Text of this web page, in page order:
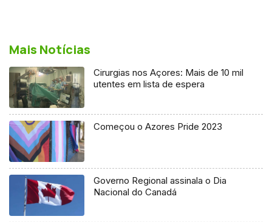
Mais Notícias
Cirurgias nos Açores: Mais de 10 mil
utentes em lista de espera
Começou o Azores Pride 2023
Governo Regional assinala o Dia
Nacional do Canadá